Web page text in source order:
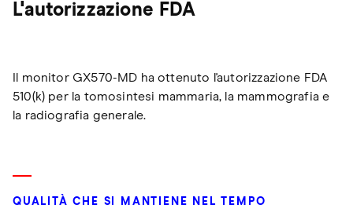
L'autorizzazione FDA
Il monitor GX570-MD ha ottenuto l'autorizzazione FDA
510(k) per la tomosintesi mammaria, la mammografia e
la radiografia generale.
QUALITÀ CHE SI MANTIENE NEL TEMPO